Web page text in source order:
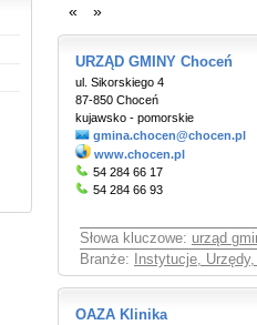
«
»
URZĄD GMINY Choceń
ul. Sikorskiego 4
87-850 Choceń
kujawsko - pomorskie
gmina.chocen@chocen.pl
www.chocen.pl
54 284 66 17
54 284 66 93
Słowa kluczowe: urząd
Branże:
Instytucje,
OAZA Klinika